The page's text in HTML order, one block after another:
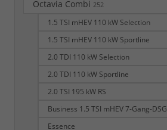
Octavia Combi 252
1.5 TSI mHEV 110 kW Selection
1.5 TSI mHEV 110 kW Sportline
2.0 TDI 110 kW Selection
2.0 TDI 110 kW Sportline
2.0 TSI 195 kW RS
Business 1.5 TSI mHEV 7-Gang-DSG
Essence